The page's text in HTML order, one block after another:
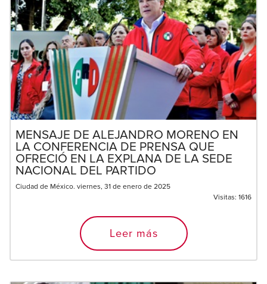
MENSAJE DE ALEJANDRO MORENO EN
LA CONFERENCIA DE PRENSA QUE
OFRECIÓ EN LA EXPLANA DE LA SEDE
NACIONAL DEL PARTIDO
Ciudad de México. viernes, 31 de enero de 2025
Visitas: 1616
Leer más